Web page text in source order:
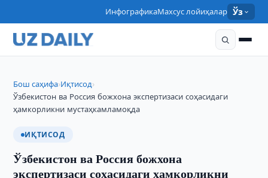
ИнфографикаМахсус лойиҳалар Ўз
Бош саҳифа›Иқтисод›
Ўзбекистон ва Россия божхона экспертизаси соҳасидаги
ҳамкорликни мустаҳкамламоқда
ИҚТИСОД
Ўзбекистон ва Россия божхона
экспертизаси соҳасидаги ҳамкорликни